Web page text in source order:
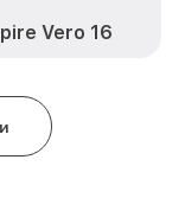
от 950₽
Vero 16